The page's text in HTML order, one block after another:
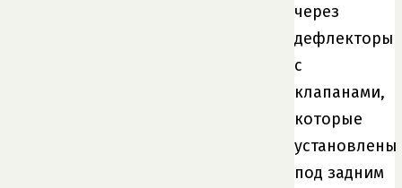
через
дефлекторы
с
клапанами,
которые
установлены
под задним